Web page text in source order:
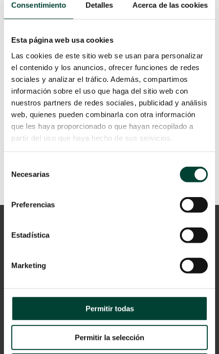
Consentimiento Detalles Acerca de las cookies
Esta página web usa cookies
Las cookies de este sitio web se usan para personalizar
el contenido y los anuncios, ofrecer funciones de redes
sociales y analizar el tráfico. Además, compartimos
información sobre el uso que haga del sitio web con
nuestros partners de redes sociales, publicidad y análisis
web, quienes pueden combinarla con otra información
que les haya proporcionado o que hayan recopilado a
partir del uso que haya hecho de sus servicios.
Necesarias
Preferencias
Estadística
Marketing
Permitir todas
Permitir la selección
MATERIAL NECESARIO
PARA LA ADMINISTRACIÓN
DE OXÍGENO
porCampus Vygon| 11 Ene 2022
Aviso Legal
© 2024 Vygon España